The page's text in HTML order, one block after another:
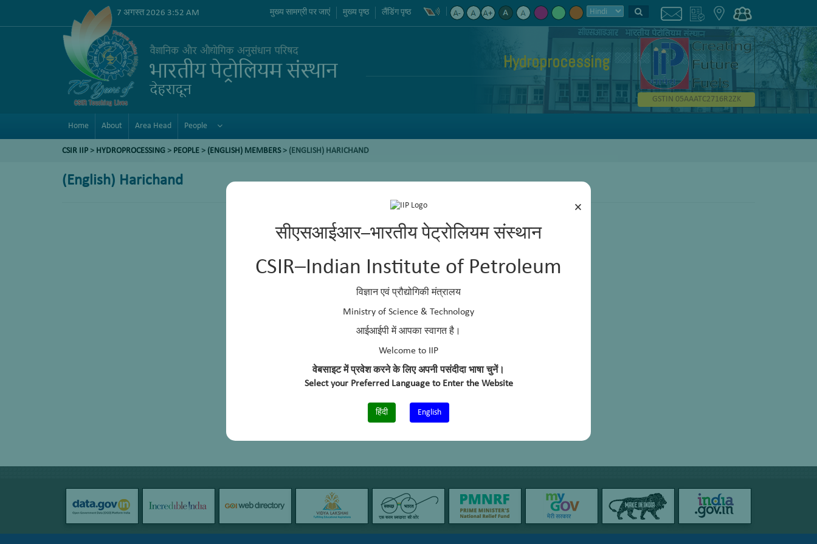
×
सीएसआईआर–भारतीय पेट्रोलियम संस्थान
CSIR–Indian Institute of Petroleum
विज्ञान एवं प्रौद्योगिकी मंत्रालय
Ministry of Science & Technology
आईआईपी में आपका स्वागत है।
Welcome to IIP
वेबसाइट में प्रवेश करने के लिए अपनी पसंदीदा भाषा चुनें।
Select your Preferred Language to Enter the Website
हिंदी English
7 अगस्त 2026 3:52 AM मुख्य सामग्री पर जाएं मुख्य पृष्ठ लैंडिंग पृष्ठ
Hydroprocessing
GSTIN 05AAATC2716R2ZK
Home About Area Head People
CSIR IIP > HYDROPROCESSING > PEOPLE > (ENGLISH) MEMBERS> (ENGLISH) HARICHAND
(English) Harichand